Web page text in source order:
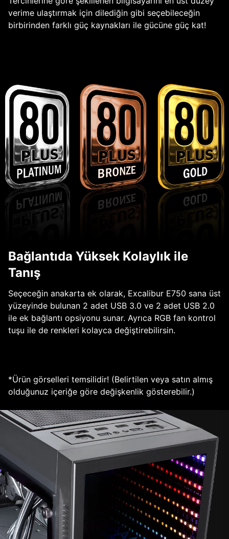
verime ulaştırmak için dilediğin gibi seçebileceğin
birbirinden farklı güç kaynakları ile gücüne güç kat!
Bağlantıda Yüksek Kolaylık ile
Tanış
Seçeceğin anakarta ek olarak, Excalibur E750 sana üst
yüzeyinde bulunan 2 adet USB 3.0 ve 2 adet USB 2.0
ile ek bağlantı opsiyonu sunar. Ayrıca RGB fan kontrol
tuşu ile de renkleri kolayca değiştirebilirsin.
*Ürün görselleri temsilidir! (Belirtilen veya satın almış
olduğunuz içeriğe göre değişkenlik gösterebilir.)